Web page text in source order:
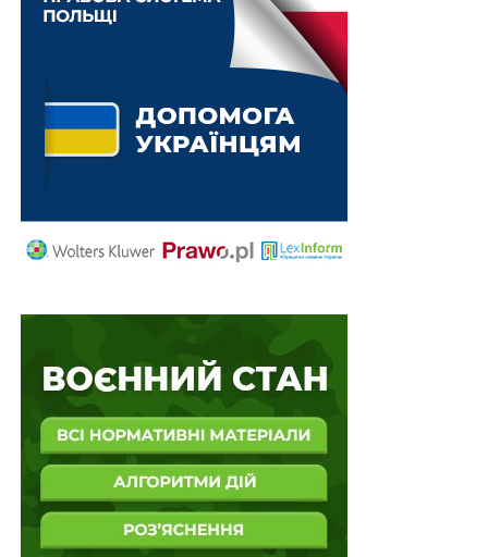
фіксує вже наявний вплив приватного інтересу на
службову поведінку, тоді як потенційний конфлікт
відображає ситуацію, у якій існують передумови для
такого впливу, але він ще не настав.
Відповідно дочастини першої статті 29
виконання завдання, вчинення дій, прийняття рішення
чи участі в його прийнятті в умовах реального чи
прийняттям рішень; 3) обмеження доступу особи до
певної інформації; 4) перегляду обсягу службових
повноважень особи; 5) переведення особи на іншу
посаду; 6) звільнення особи.
З наукового погляду, конфлікт інтересів завжди є
ситуацією, зміст якої формується сукупністю
різноманітних обставин, що визначають умови